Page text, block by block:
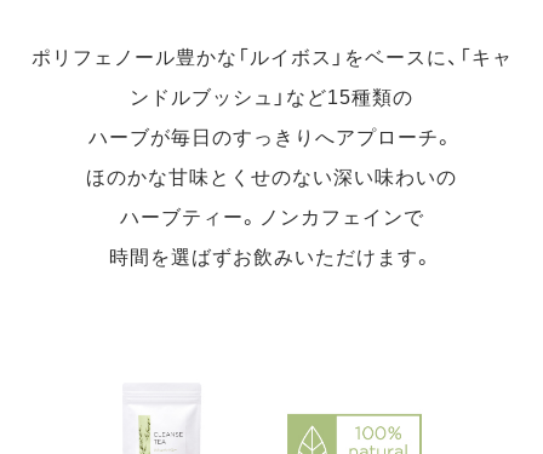
ポリフェノール豊かな「ルイボス」をベースに、 「キャ
ンドルブッシュ」など15種類の
ハーブが毎日のすっきりへアプローチ。
ほのかな甘味とくせのない深い味わいの
ハーブティー。
ノンカフェインで
時間を選ばずお飲みいただけます。